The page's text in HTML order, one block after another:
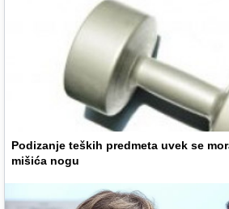
Podizanje teških predmeta uvek se
mišića nogu